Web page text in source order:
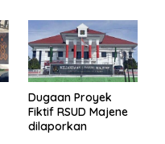
Fiktif RSUD Majene
Dugaan Proyek
Fiktif RSUD Majene
dilaporkan